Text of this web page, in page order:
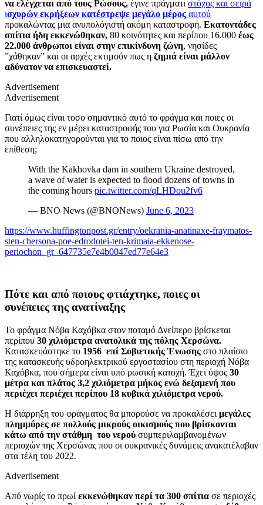
να ελέγχεται από τους Ρώσους, έγινε πράγματι στόχος και σειρά
ισχυρών εκρήξεων κατέστρεψε μεγάλο μέρος αυτού
προκαλώντας μια ανυπολόγιστή ακόμη καταστροφή. Εκατοντάδες
σπίτια ήδη εκκενώθηκαν, 80 κοινότητες και περίπου 16.000 έως
22.000 άνθρωποι είναι στην επικίνδυνη ζώνη, νησίδες
”χάθηκαν” και οι αρχές εκτιμούν πως η ζημιά είναι μάλλον
αδύνατον να επισκευαστεί.
Advertisement
Advertisement
Γιατί όμως είναι τοσο σημαντικό αυτό το φράγμα και ποιες οι
συνέπειες της εν μέρει καταστροφής του για Ρωσία και Ουκρανία
που αλληλοκατηγορούνται για το ποιος είναι πίσω από την
επίθεση;
With the Kakhovka dam in southern Ukraine destroyed,
a wave of water is expected to flood dozens of towns in
the coming hours pic.twitter.com/qLHDou2fv6
— BNO News (@BNONews) June 6, 2023
https://www.huffingtonpost.gr/entry/oekrania-anatinaxe-fraymatos-
sten-chersona-poe-edrodotei-ten-krimaia-ekkenose-
periochon_gr_647735e7e4b0047ed77e64e3
Πότε και από ποιους φτιάχτηκε, ποιες οι
συνέπειες της ανατίναξης
Το φράγμα Νόβα Καχόβκα στον ποταμό Δνείπερο βρίσκεται
περίπου 30 χιλιόμετρα ανατολικά της πόλης Χερσώνα.
Κατασκευάστηκε το 1956 επί Σοβιετικής Ένωσης στο πλαίσιο
της κατασκευής υδροηλεκτρικού εργοστασίου στη περιοχή Νόβα
Καχόβκα, που σήμερα είναι υπό ρωσική κατοχή. Έχει ύψος 30
μέτρα και πλάτος 3,2 χιλιόμετρα μήκος ενώ δεξαμενή που
περιέχει περιέχει περίπου 18 κυβικά χιλιόμετρα νερού.
Η διάρρηξη του φράγματος θα μπορούσε να προκαλέσει μεγάλες
πλημμύρες σε πολλούς μικρούς οικισμούς που βρίσκονται
κάτω από την στάθμη του νερού συμπεριλαμβανομένων
περιοχών της Χερσώνας που οι ουκρανικές δυνάμεις ανακατέλαβαν
στα τέλη του 2022.
Advertisement
Από νωρίς το πρωί εκκενώθηκαν περί τα 300 σπίτια σε περιοχές